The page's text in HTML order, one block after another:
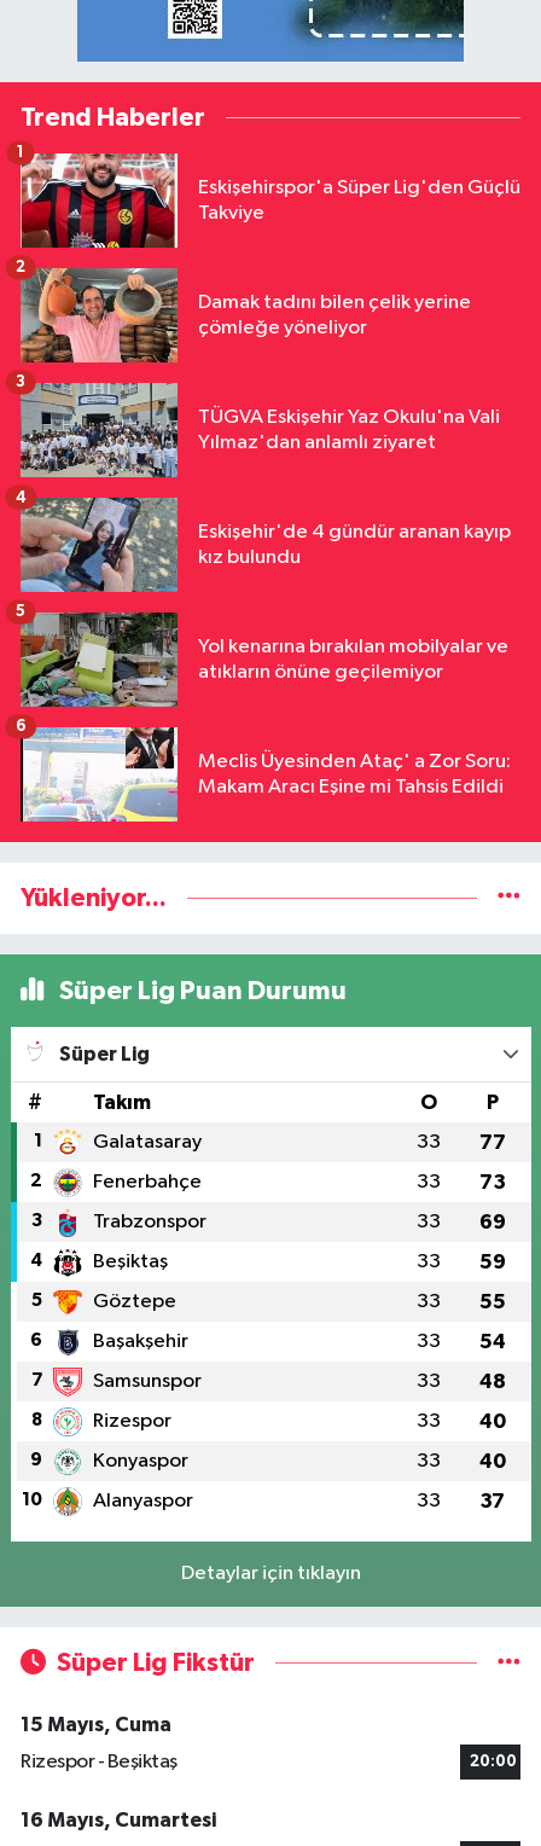
Trend Haberler
Eskişehirspor'a Süper Lig'den Güçlü
Takviye
1
Damak tadını bilen çelik yerine
çömleğe yöneliyor
2
TÜGVA Eskişehir Yaz Okulu'na Vali
Yılmaz'dan anlamlı ziyaret
3
Eskişehir'de 4 gündür aranan kayıp
kız bulundu
4
Yol kenarına bırakılan mobilyalar ve
atıkların önüne geçilemiyor
5
Meclis Üyesinden Ataç' a Zor Soru:
Makam Aracı Eşine mi Tahsis Edildi
6
Yükleniyor...
Süper Lig Puan Durumu
Süper Lig
# Takım O P
1 Galatasaray 33 77
2 Fenerbahçe 33 73
3 Trabzonspor 33 69
4 Beşiktaş 33 59
5 Göztepe 33 55
6 Başakşehir 33 54
7 Samsunspor 33 48
8 Rizespor 33 40
9 Konyaspor 33 40
10 Alanyaspor 33 37
Detaylar için tıklayın
Süper Lig Fikstür
15 Mayıs, Cuma
Rizespor - Beşiktaş
20:00
16 Mayıs, Cumartesi